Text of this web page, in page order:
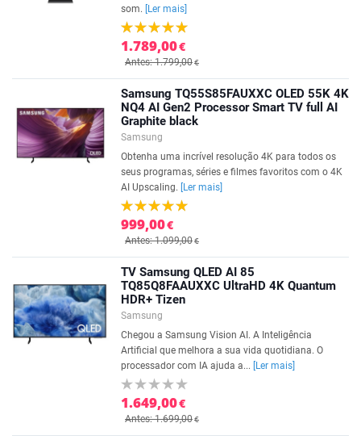
som.
[Ler mais]
1.789,00€
Antes: 1.799,00€
Samsung TQ55S85FAUXXC OLED 55K 4K
NQ4 AI Gen2 Processor Smart TV full AI
Graphite black
Samsung
Obtenha uma incrível resolução 4K para todos os
seus programas, séries e filmes favoritos com o 4K
AI Upscaling.
[Ler mais]
999,00€
Antes: 1.099,00€
TV Samsung QLED AI 85
TQ85Q8FAAUXXC UltraHD 4K Quantum
HDR+ Tizen
Samsung
Chegou a Samsung Vision AI. A Inteligência
Artificial que melhora a sua vida quotidiana. O
processador com IA ajuda a...
[Ler mais]
1.649,00€
Antes: 1.699,00€